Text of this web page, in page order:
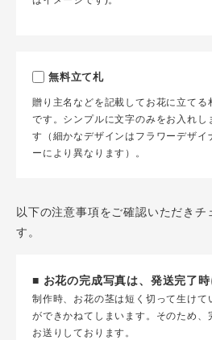
無料立て札
贈り主名などを記載してお花に立てる
です。シンプルに文字のみをお入れし
す（細かなデザインはフラワーデザイ
ーにより異なります）。
以下の注意事項をご確認いただきチ
す。
■ お花の完成写真は、発送完了
制作時、お花の茎は短く切って生けて
ができかねてしまいます。そのため、
お送りしております。